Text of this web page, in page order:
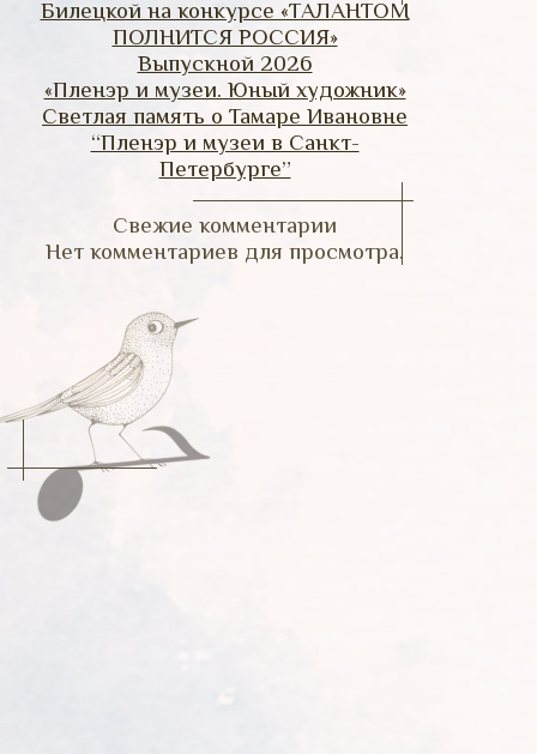
Билецкой на конкурсе «ТАЛАНТОМ
ПОЛНИТСЯ РОССИЯ»
Выпускной 2026
«Пленэр и музеи. Юный художник»
Светлая память о Тамаре Ивановне
“Пленэр и музеи в Санкт-
Петербурге”
Свежие комментарии
Нет комментариев для просмотра.